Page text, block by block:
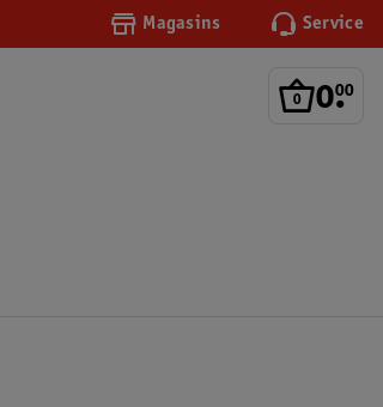
Magasins Service
0.
00